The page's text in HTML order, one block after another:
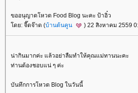
ขออนุญาตโหวต Food Blog นะคะ ป้าอิ๋ว
ดย: จี๊ดจ๊าด (บ้านต้นคูน ) 22 สิงหาคม 2559
น่ากินมากค่ะ แล้วอย่าลืมทำให้คุณแม่ทานนะคะ
ท่านต้องชอบแน่ ๆ ค่ะ
บันทึกการโหวต Blog ในวันนี้